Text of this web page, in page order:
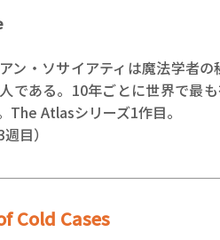
ン・ソサイアティは魔法学者
である。10年ごとに世界で最
The Atlasシリーズ1作目。
目）
Cold Cases